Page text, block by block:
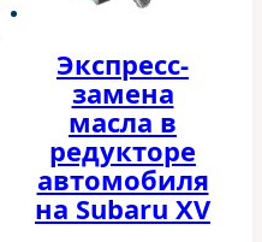
Экспресс-
замена
масла в
редукторе
автомобиля
на Subaru XV